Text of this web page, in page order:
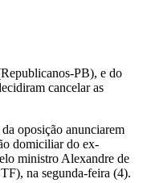
PB), e do
cancelar as
oposição anunciarem
domiciliar do ex-
ministro Alexandre de
na segunda-feira (4).